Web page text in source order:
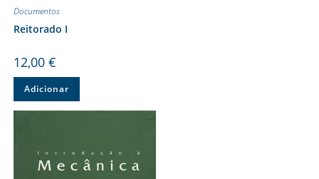
Documentos
Reitorado I
12,00 €
Adicionar